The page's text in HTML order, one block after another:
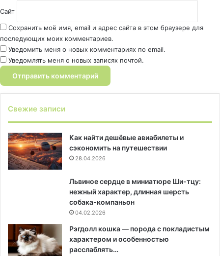
Сайт
Сохранить моё имя, email и адрес сайта в этом браузере для
последующих моих комментариев.
Уведомить меня о новых комментариях по email.
Уведомлять меня о новых записях почтой.
Свежие записи
Как найти дешёвые авиабилеты и
сэкономить на путешествии
28.04.2026
Львиное сердце в миниатюре Ши-тцу:
нежный характер, длинная шерсть
собака-компаньон
04.02.2026
Рэгдолл кошка — порода с покладистым
характером и особенностью
расслаблять…